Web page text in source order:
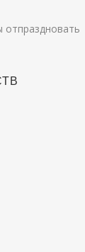
отпраздновать